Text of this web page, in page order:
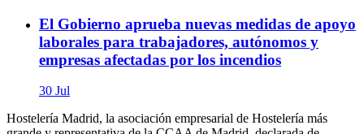
El Gobierno aprueba nuevas medidas de apoyo
laborales para trabajadores, autónomos y
empresas afectadas por los incendios
30 Jul
Hostelería Madrid, la asociación empresarial de Hostelería más